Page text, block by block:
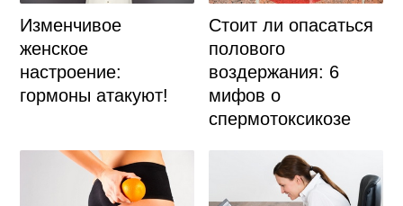
Изменчивое
женское
настроение:
гормоны атакуют!
Стоит ли опасаться
полового
воздержания: 6
мифов о
спермотоксикозе